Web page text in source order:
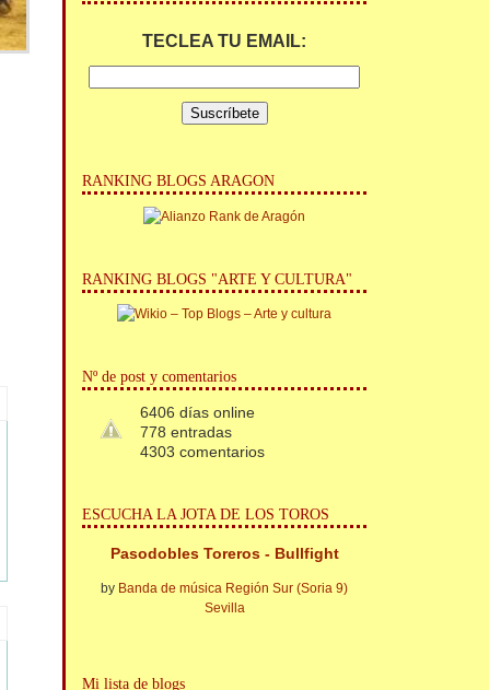
TECLEA TU EMAIL:
RANKING BLOGS ARAGON
RANKING BLOGS "ARTE Y CULTURA"
Nº de post y comentarios
6406 días online
778 entradas
4303 comentarios
ESCUCHA LA JOTA DE LOS TOROS
Pasodobles Toreros - Bullfight
by Banda de música Región Sur (Soria 9)
Sevilla
Mi lista de blogs